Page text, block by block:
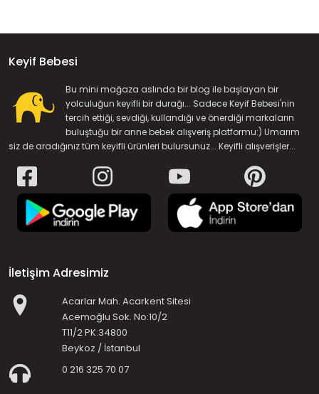
Keyif Bebesi
Bu mini mağaza aslında bir blog ile başlayan bir
yolculuğun keyifli bir durağı... Sadece Keyif Bebesi'nin
tercih ettiği, sevdiği, kullandığı ve önerdiği markaların
buluştuğu bir anne bebek alışveriş platformu:) Umarım
siz de aradığınız tüm keyifli ürünleri bulursunuz... Keyifli alışverişler...
İletişim Adresimiz
Acarlar Mah. Acarkent Sitesi
Acemoğlu Sok. No:10/2
T11/2 PK:34800
Beykoz / İstanbul
0 216 325 70 07